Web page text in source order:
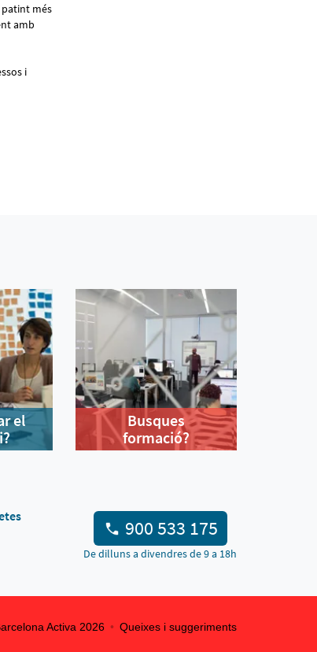
patint més
amb
i
el
Busques
formació?
900 533 175
De dilluns a divendres de 9 a 18h
Activa 2026 Queixes i suggeriments